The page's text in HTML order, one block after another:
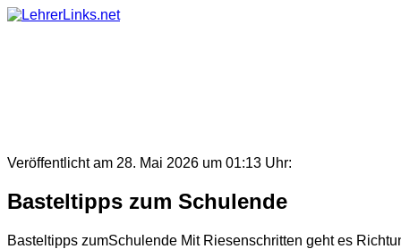
Skip
Veröffentlicht am 28. Mai 2026 um 01:13 Uhr:
Basteltipps zum Schulende
Basteltipps zumSchulende Mit Riesenschritten geht es